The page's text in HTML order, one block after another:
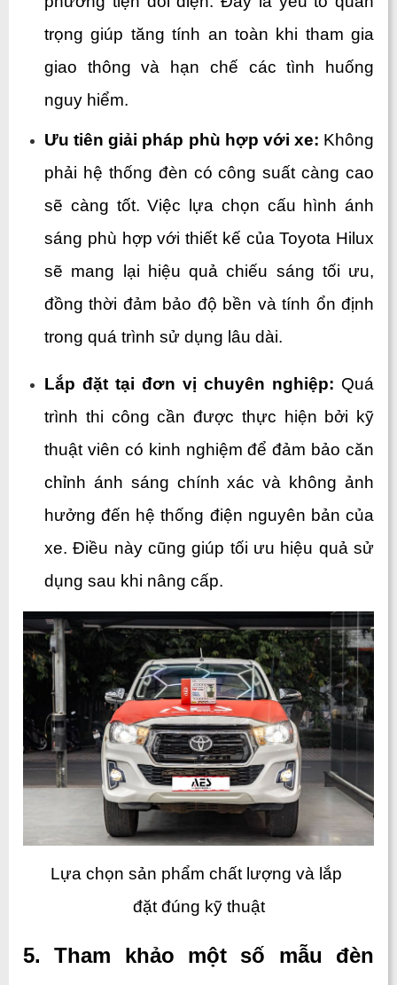
trọng giúp tăng tính an toàn khi tham gia
giao thông và hạn chế các tình huống
nguy hiểm.
Ưu tiên giải pháp phù hợp với xe: Không
phải hệ thống đèn có công suất càng cao
sẽ càng tốt. Việc lựa chọn cấu hình ánh
sáng phù hợp với thiết kế của Toyota Hilux
sẽ mang lại hiệu quả chiếu sáng tối ưu,
đồng thời đảm bảo độ bền và tính ổn định
trong quá trình sử dụng lâu dài.
Lắp đặt tại đơn vị chuyên nghiệp: Quá
trình thi công cần được thực hiện bởi kỹ
thuật viên có kinh nghiệm để đảm bảo căn
chỉnh ánh sáng chính xác và không ảnh
hưởng đến hệ thống điện nguyên bản của
xe. Điều này cũng giúp tối ưu hiệu quả sử
dụng sau khi nâng cấp.
Lựa chọn sản phẩm chất lượng và lắp
đặt đúng kỹ thuật
5. Tham khảo một số mẫu đèn